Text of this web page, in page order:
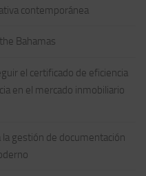
contemporánea
Bahamas
el certificado de eficiencia
en el mercado inmobiliario
gestión de documentación